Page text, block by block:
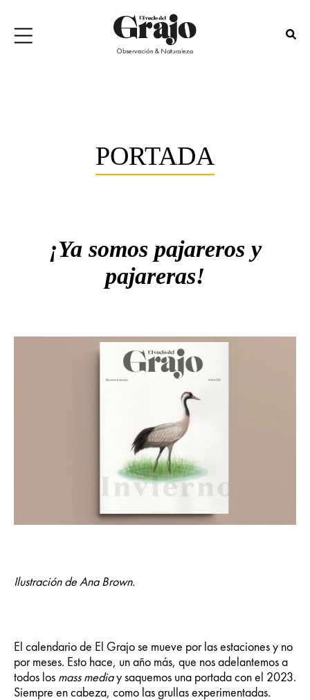
PORTADA
¡Ya somos pajareros y
pajareras!
Ilustración de Ana Brown.
El calendario de El Grajo se mueve por las estaciones y no
por meses. Esto hace, un año más, que nos adelantemos a
todos los mass mediay saquemos una portada con el 2023.
Siempre en cabeza, como las grullas experimentadas.